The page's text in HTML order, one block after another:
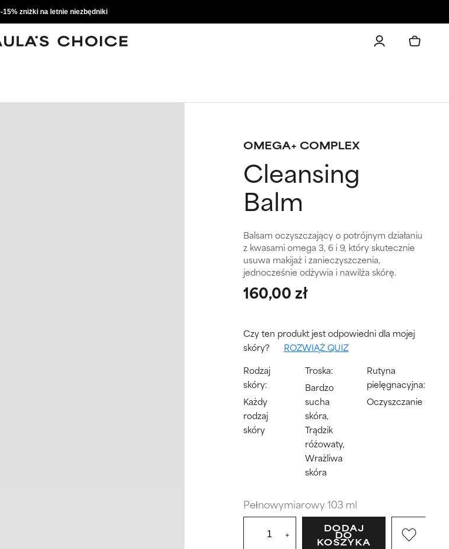
-15% zniżki na letnie niezbędniki
OMEGA+ COMPLEX
Cleansing
Balm
Balsam oczyszczający o potrójnym działaniu
z kwasami omega 3, 6 i 9, który skutecznie
usuwa makijaż i zanieczyszczenia,
jednocześnie odżywia i nawilża skórę.
160,00 zł
Czy ten produkt jest odpowiedni dla mojej
skóry?
ROZWIĄŻ QUIZ
Rodzaj
skóry:
Każdy
rodzaj
skóry
Troska:
Bardzo
sucha
skóra,
Trądzik
różowaty,
Wrażliwa
skóra
Rutyna
pielęgnacyjna:
Oczyszczanie
Pełnowymiarowy 103 ml
+
DODAJ
DO
KOSZYKA